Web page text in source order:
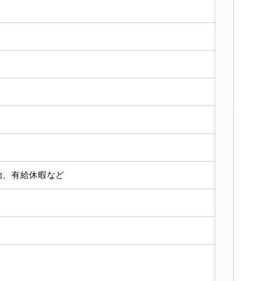
有給休暇など